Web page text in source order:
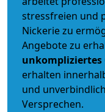
stressfreien und
Nickerie zu
Angebote zu
unkompliziertes
erhalten
und
Versprechen.